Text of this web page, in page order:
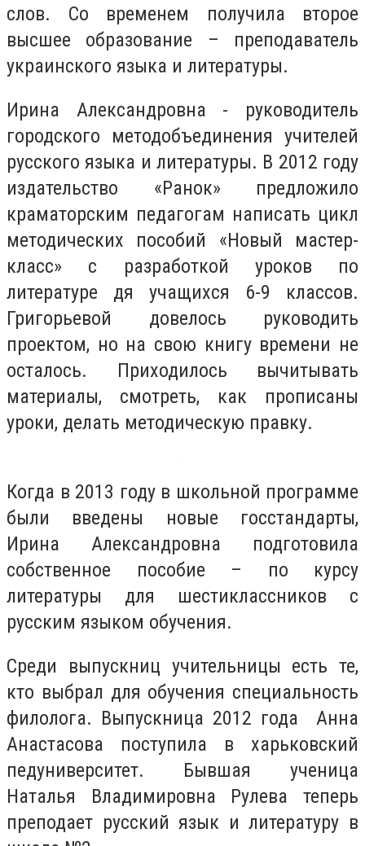
слов. Со временем получила второе
высшее образование – преподаватель
украинского языка и литературы.
Ирина Александровна - руководитель
городского методобъединения учителей
русского языка и литературы. В 2012 году
издательство «Ранок» предложило
краматорским педагогам написать цикл
методических пособий «Новый мастер-
класс» с разработкой уроков по
литературе дя учащихся 6-9 классов.
Григорьевой довелось руководить
проектом, но на свою книгу времени не
осталось. Приходилось вычитывать
материалы, смотреть, как прописаны
уроки, делать методическую правку.
Когда в 2013 году в школьной программе
были введены новые госстандарты,
Ирина Александровна подготовила
собственное пособие – по курсу
литературы для шестиклассников с
русским языком обучения.
Среди выпускниц учительницы есть те,
кто выбрал для обучения специальность
филолога. Выпускница 2012 года Анна
Анастасова поступила в харьковский
педуниверситет. Бывшая ученица
Наталья Владимировна Рулева теперь
преподает русский язык и литературу в